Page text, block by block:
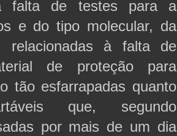
falta de testes para a
e do tipo molecular, da
à falta de
de proteção para
tão esfarrapadas quanto
que, segundo
por mais de um dia